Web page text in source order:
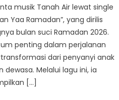
musik Tanah Air lewat single
Yaa Ramadan”, yang dirilis
bulan suci Ramadan 2026.
penting dalam perjalanan
dari penyanyi anak
Melalui lagu ini, ia
[…]